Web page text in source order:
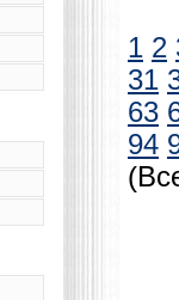
1 2
31
63
94